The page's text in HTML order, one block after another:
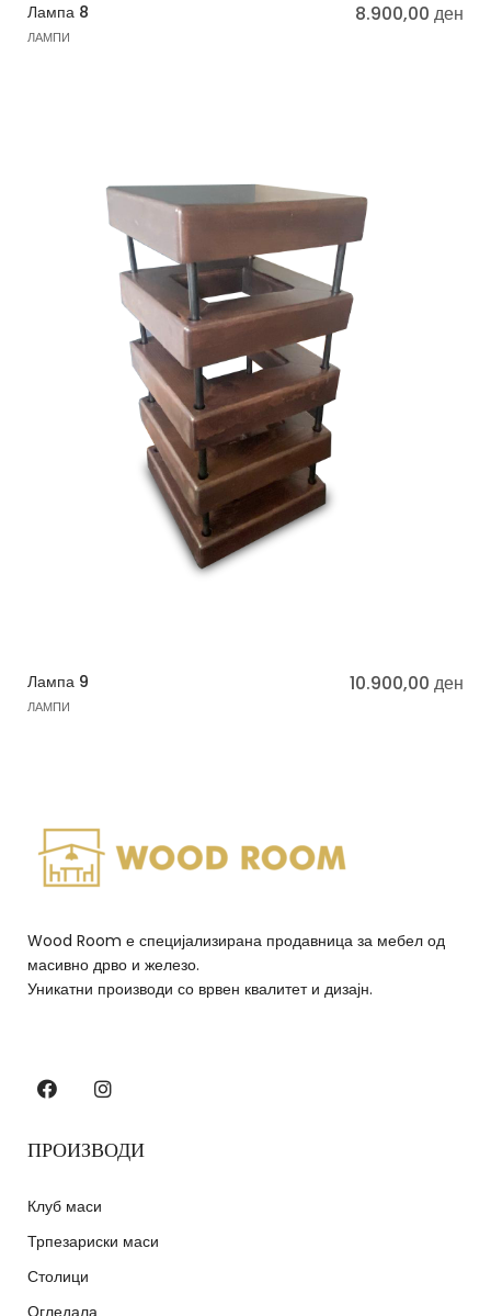
Лампа 8
ЛАМПИ
8.900,00 ден
Лампа 9
ЛАМПИ
10.900,00 ден
Wood Room е специјализирана продавница за мебел од
масивно дрво и железо.
Уникатни производи со врвен квалитет и дизајн.
ПРОИЗВОДИ
Клуб маси
Трпезариски маси
Столици